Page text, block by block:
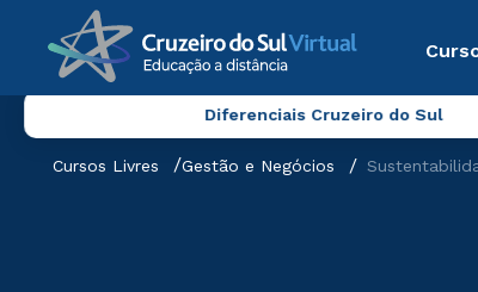
Diferenciais Cruzeiro do Sul
Cursos Livres Gestão e Negócios